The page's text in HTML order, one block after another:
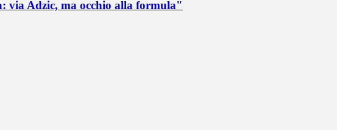
via Adzic, ma occhio alla formula"